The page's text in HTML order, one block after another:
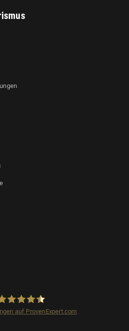
auf ProvenExpert.com